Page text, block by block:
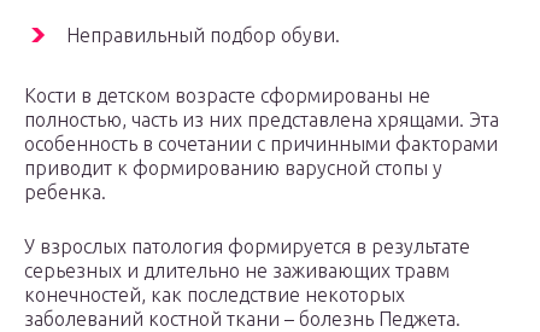
Неправильный подбор обуви.
Кости в детском возрасте сформированы не
полностью, часть из них представлена хрящами. Эта
особенность в сочетании с причинными факторами
приводит к формированию варусной стопы у
ребенка.
У взрослых патология формируется в результате
серьезных и длительно не заживающих травм
конечностей, как последствие некоторых
заболеваний костной ткани – болезнь Педжета.